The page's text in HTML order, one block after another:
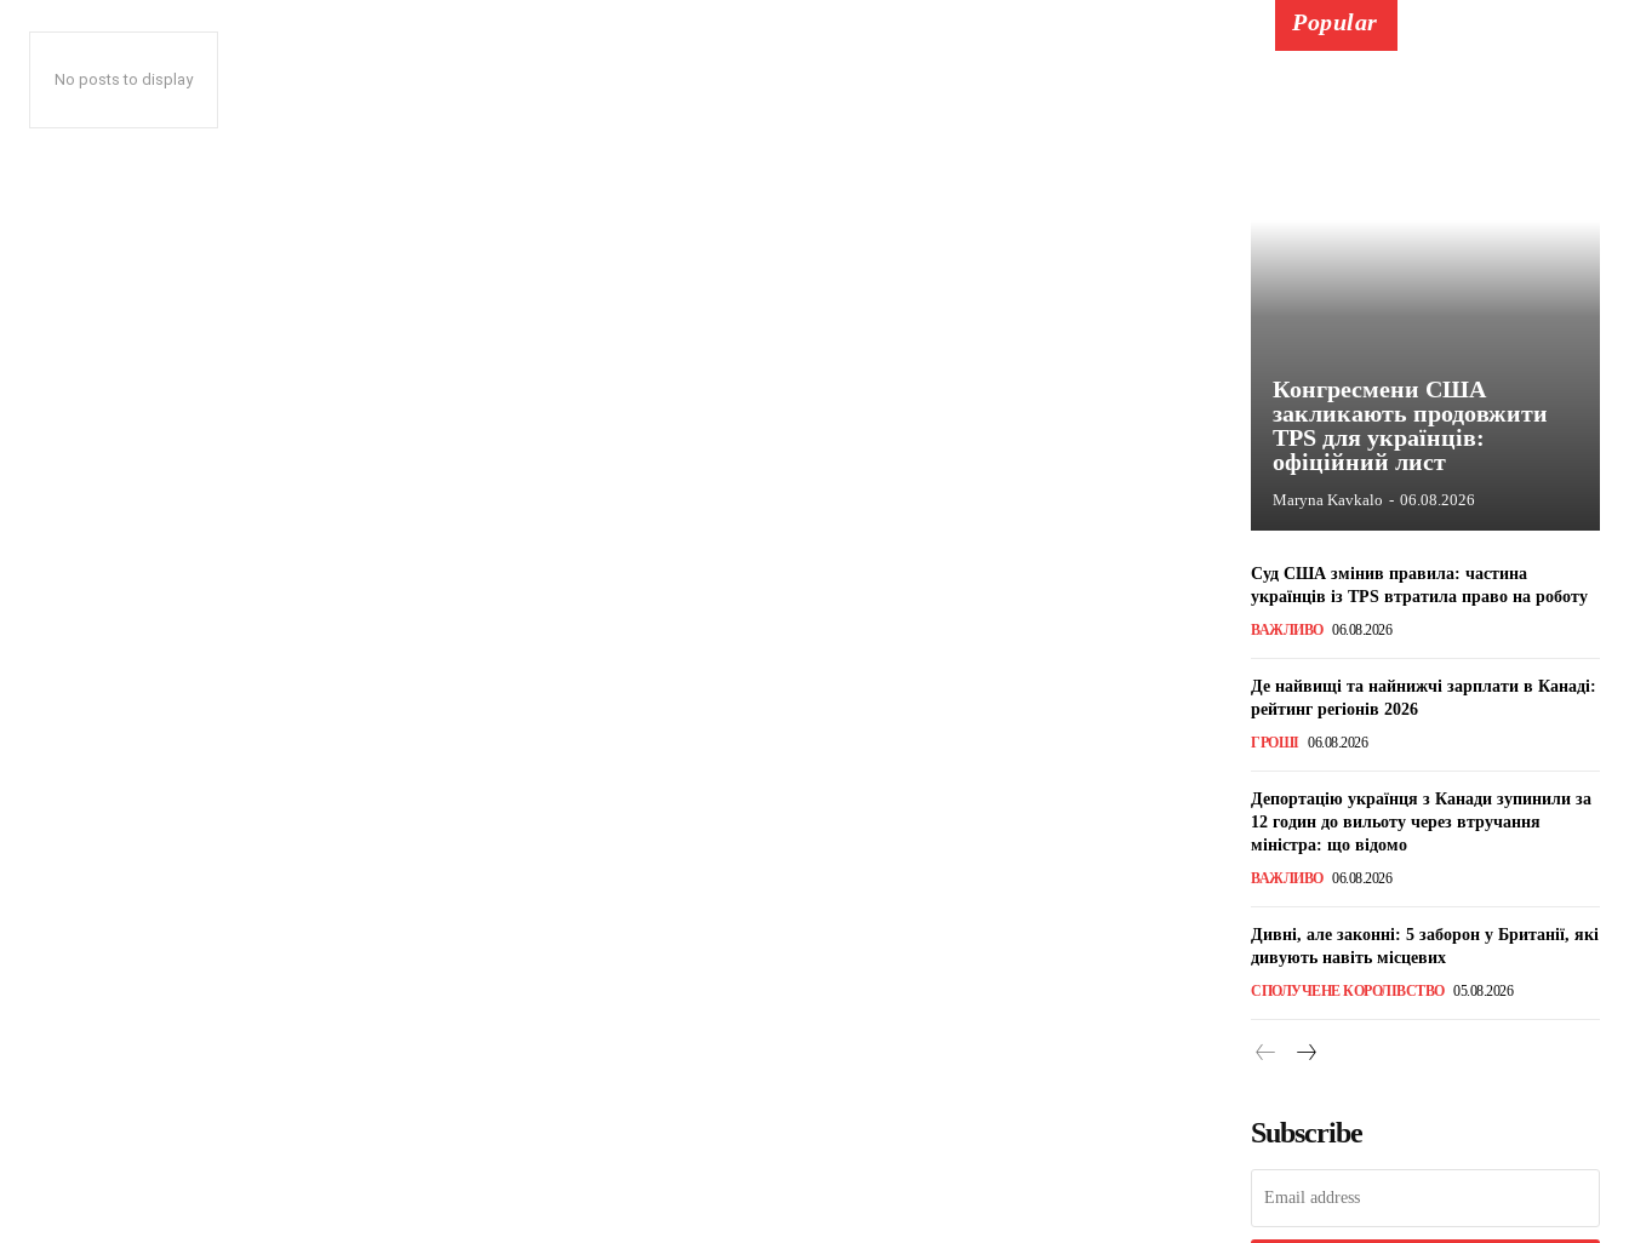
No posts to display
Popular
Конгресмени США
закликають продовжити
TPS для українців:
офіційний лист
Maryna Kavkalo - 06.08.2026
Суд США змінив правила: частина
українців із TPS втратила право на роботу
ВАЖЛИВО 06.08.2026
Де найвищі та найнижчі зарплати в Канаді:
рейтинг регіонів 2026
ГРОШІ 06.08.2026
Депортацію українця з Канади зупинили за
12 годин до вильоту через втручання
міністра: що відомо
ВАЖЛИВО 06.08.2026
Дивні, але законні: 5 заборон у Британії, які
дивують навіть місцевих
СПОЛУЧЕНЕ КОРОЛІВСТВО 05.08.2026
Subscribe